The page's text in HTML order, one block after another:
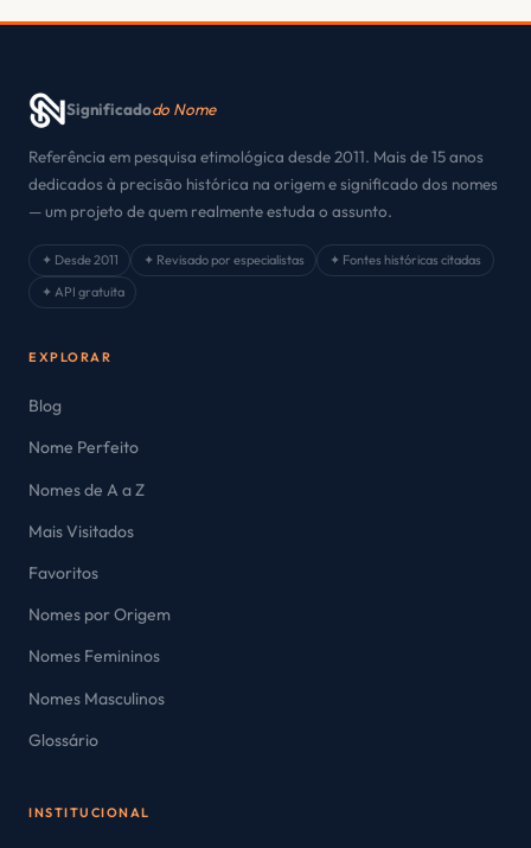
Significadodo Nome
Referência em pesquisa etimológica desde 2011. Mais de 15 anos
dedicados à precisão histórica na origem e significado dos nomes
— um projeto de quem realmente estuda o assunto.
✦ Desde 2011 ✦ Revisado por especialistas
✦ Fontes históricas citadas
✦ API gratuita
EXPLORAR
Blog
Nome Perfeito
Nomes de A a Z
Mais Visitados
Favoritos
Nomes por Origem
Nomes Femininos
Nomes Masculinos
Glossário
INSTITUCIONAL